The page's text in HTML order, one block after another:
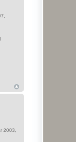
2003,